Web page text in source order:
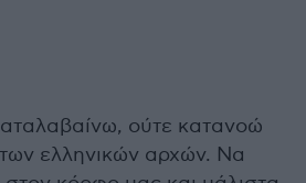
ούτε κατανοώ
ελληνικών αρχών. Να